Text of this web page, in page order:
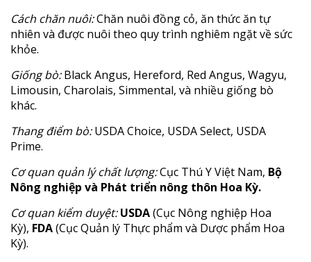
Cách chăn nuôi:Chăn nuôi đồng cỏ, ăn thức ăn tự
nhiên và được nuôi theo quy trình nghiêm ngặt về sức
khỏe.
Giống bò:Black Angus, Hereford, Red Angus, Wagyu,
Limousin, Charolais, Simmental, và nhiều giống bò
khác.
Thang điểm bò:USDA Choice, USDA Select, USDA
Prime.
Cơ quan quản lý chất lượng:Cục Thú Y Việt Nam, Bộ
Nông nghiệp và Phát triển nông thôn Hoa Kỳ.
Cơ quan kiểm duyệt: USDA(Cục Nông nghiệp Hoa
Kỳ), FDA(Cục Quản lý Thực phẩm và Dược phẩm Hoa
Kỳ).